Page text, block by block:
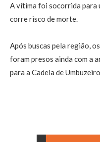
A vítima foi socorrida para
corre risco de morte.
Após buscas pela região,
foram presos ainda com a
para a Cadeia de Umbuzeiro.